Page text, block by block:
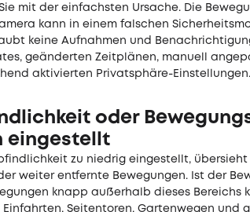
mit der einfachsten Ursache. Die
kann in einem falschen
keine Aufnahmen und
geänderten Zeitplänen, manuell
aktivierten Privatsphäre-Einstellungen.
oder
eingestellt
zu niedrig eingestellt,
weiter entfernte Bewegungen. Ist der
knapp außerhalb dieses Bereichs
Seitentoren, Gartenwegen und